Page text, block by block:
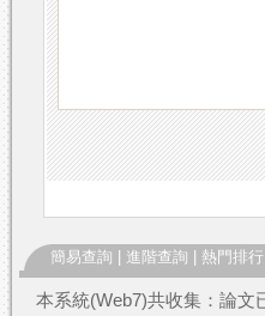
簡易查詢 進階查詢 熱門排行
本系統(Web7)共收集：論文